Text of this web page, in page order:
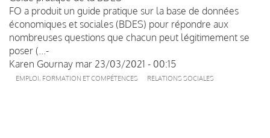
FO a produit un guide pratique sur la base de données
économiques et sociales (BDES) pour répondre aux
nombreuses questions que chacun peut légitimement se
poser (...-
Karen Gournay mar 23/03/2021 - 00:15
EMPLOI, FORMATION ET COMPÉTENCES RELATIONS SOCIALES